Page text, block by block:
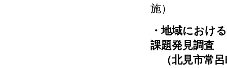
施）
・地域におけ
課題発見調査
（北見市常呂